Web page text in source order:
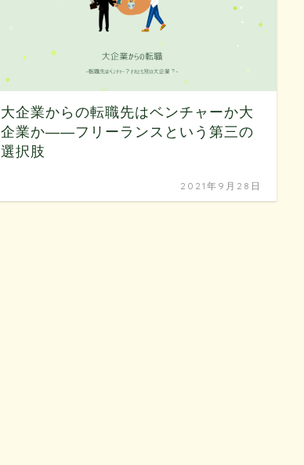
大企業からの転職先はベンチャーか大
企業か——フリーランスという第三の
選択肢
2021年9月28日